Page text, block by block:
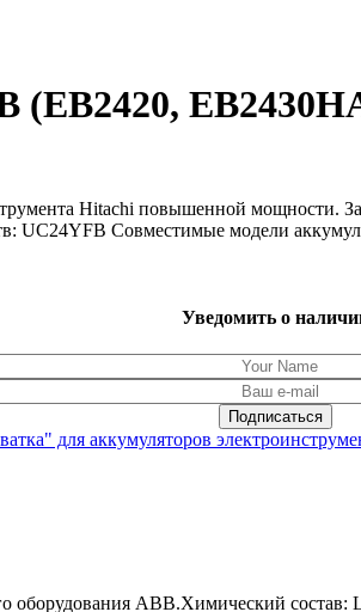
(EB2420,
Hitachi повышенной мощности.
UC24YFB Совместимые модели
Уведомить о
для аккумуляторов
оборудования ABB.Химический